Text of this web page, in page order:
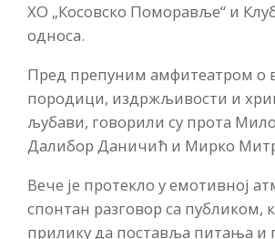
ХО „Косовско Поморавље“ и
односа.
Пред препуним амфитеатром о
породици, издржљивости и
љубави, говорили су прота
Далибор Даничић и Мирко
Вече је протекло у емотивној
спонтан разговор са публиком,
прилику да поставља питања и